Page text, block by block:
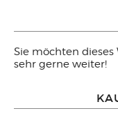
Sie möchten
sehr gerne weiter!